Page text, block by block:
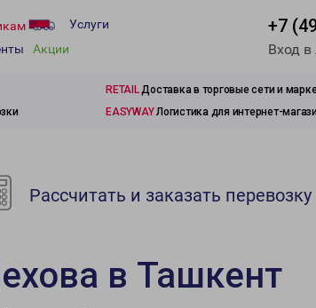
Услуги
Акции
+7
Вход
RETAILДоставка в торговые сети и
EASYWAYЛогистика для интернет-
Рассчитать и заказать перевозку
в Ташкент